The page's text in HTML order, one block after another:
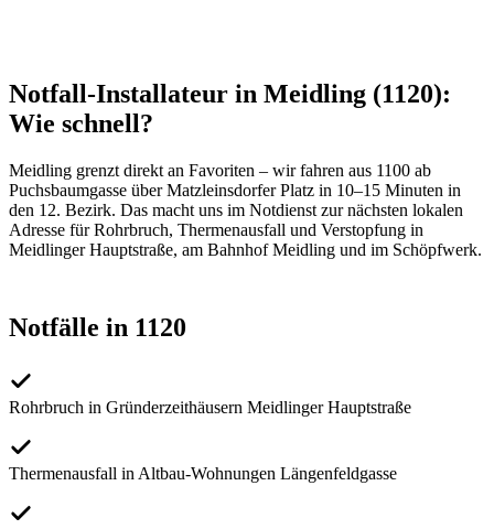
Notfall-Installateur in Meidling (1120):
Wie schnell?
Meidling grenzt direkt an Favoriten – wir fahren aus 1100 ab
Puchsbaumgasse über Matzleinsdorfer Platz in 10–15 Minuten in
den 12. Bezirk. Das macht uns im Notdienst zur nächsten lokalen
Adresse für Rohrbruch, Thermenausfall und Verstopfung in
Meidlinger Hauptstraße, am Bahnhof Meidling und im Schöpfwerk.
Notfälle in 1120
Rohrbruch in Gründerzeithäusern Meidlinger Hauptstraße
Thermenausfall in Altbau-Wohnungen Längenfeldgasse